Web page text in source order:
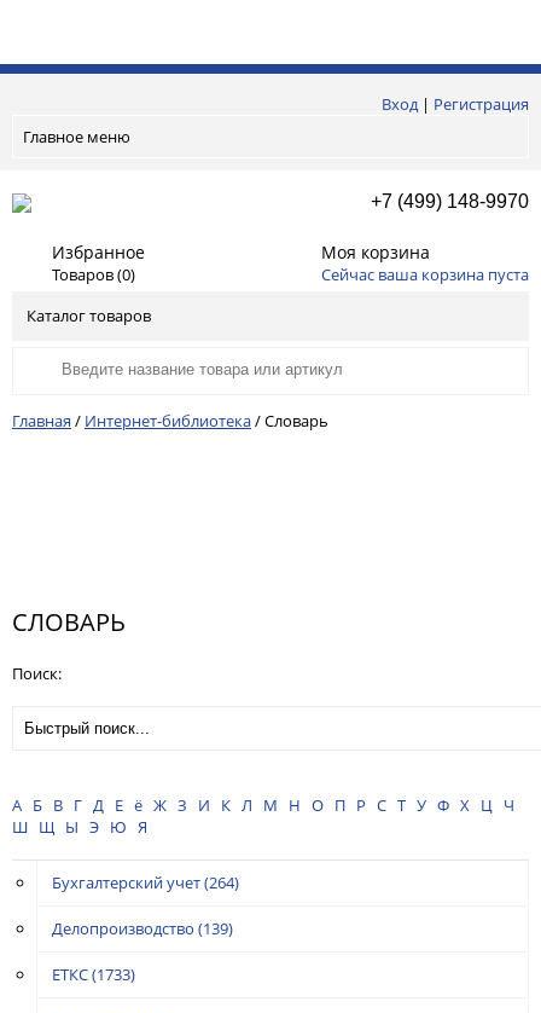
Вход| Регистрация
Главное меню
+7 (499) 148-9970
Избранное
Товаров (0)
Моя корзина
Сейчас ваша корзина пуста
Каталог товаров
Главная / Интернет-библиотека/Словарь
СЛОВАРЬ
Поиск:
А Б В Г Д Е ё Ж З И К Л М Н О П Р С Т У Ф Х Ц
Ч
Ш Щ Ы Э Ю Я
Бухгалтерский учет(264)
Делопроизводство (139)
ЕТКС(1733)